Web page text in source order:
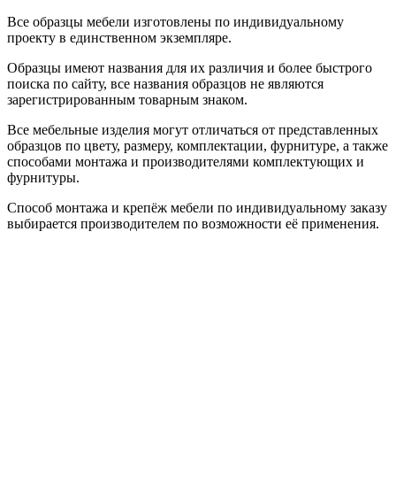
Все образцы мебели изготовлены по индивидуальному
проекту в единственном экземпляре.
Образцы имеют названия для их различия и более быстрого
поиска по сайту, все названия образцов не являются
зарегистрированным товарным знаком.
Все мебельные изделия могут отличаться от представленных
образцов по цвету, размеру, комплектации, фурнитуре, а также
способами монтажа и производителями комплектующих и
фурнитуры.
Способ монтажа и крепёж мебели по индивидуальному заказу
выбирается производителем по возможности её применения.